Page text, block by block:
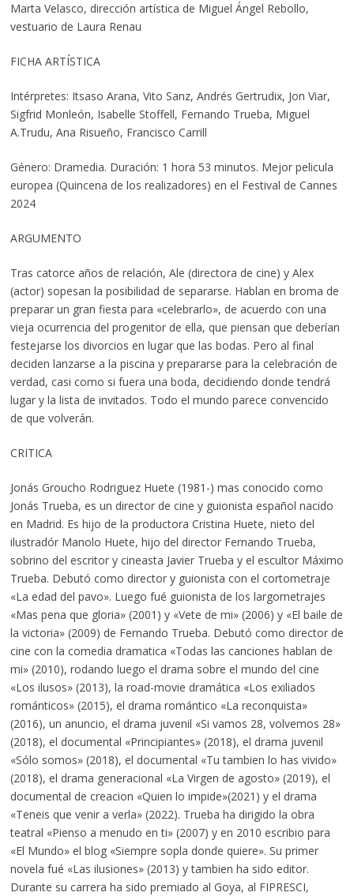
Marta Velasco, dirección artística de Miguel Ángel Rebollo,
vestuario de Laura Renau
FICHA ARTÍSTICA
Intérpretes: Itsaso Arana, Vito Sanz, Andrés Gertrudix, Jon Viar,
Sigfrid Monleón, Isabelle Stoffell, Fernando Trueba, Miguel
A.Trudu, Ana Risueño, Francisco Carrill
Género: Dramedia. Duración: 1 hora 53 minutos. Mejor pelicula
europea (Quincena de los realizadores) en el Festival de Cannes
2024
ARGUMENTO
Tras catorce años de relación, Ale (directora de cine) y Alex
(actor) sopesan la posibilidad de separarse. Hablan en broma de
preparar un gran fiesta para «celebrarlo», de acuerdo con una
vieja ocurrencia del progenitor de ella, que piensan que deberían
festejarse los divorcios en lugar que las bodas. Pero al final
deciden lanzarse a la piscina y prepararse para la celebración de
verdad, casi como si fuera una boda, decidiendo donde tendrá
lugar y la lista de invitados. Todo el mundo parece convencido
de que volverán.
CRITICA
Jonás Groucho Rodriguez Huete (1981-) mas conocido como
Jonás Trueba, es un director de cine y guionista español nacido
en Madrid. Es hijo de la productora Cristina Huete, nieto del
ilustradór Manolo Huete, hijo del director Fernando Trueba,
sobrino del escritor y cineasta Javier Trueba y el escultor Máximo
Trueba. Debutó como director y guionista con el cortometraje
«La edad del pavo». Luego fué guionista de los largometrajes
«Mas pena que gloria» (2001) y «Vete de mi» (2006) y «El baile de
la victoria» (2009) de Fernando Trueba. Debutó como director de
cine con la comedia dramatica «Todas las canciones hablan de
mi» (2010), rodando luego el drama sobre el mundo del cine
«Los ilusos» (2013), la road-movie dramática «Los exiliados
románticos» (2015), el drama romántico «La reconquista»
(2016), un anuncio, el drama juvenil «Si vamos 28, volvemos 28»
(2018), el documental «Principiantes» (2018), el drama juvenil
«Sólo somos» (2018), el documental «Tu tambien lo has vivido»
(2018), el drama generacional «La Virgen de agosto» (2019), el
documental de creacion «Quien lo impide»(2021) y el drama
«Teneis que venir a verla» (2022). Trueba ha dirigido la obra
teatral «Pienso a menudo en ti» (2007) y en 2010 escribio para
«El Mundo» el blog «Siempre sopla donde quiere». Su primer
novela fué «Las ilusiones» (2013) y tambien ha sido editor.
Durante su carrera ha sido premiado al Goya, al FIPRESCI,